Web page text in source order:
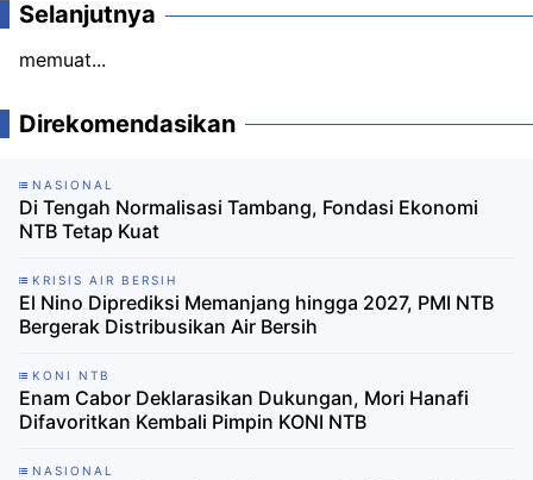
Selanjutnya
memuat...
Direkomendasikan
NASIONAL
Di Tengah Normalisasi Tambang, Fondasi Ekonomi
NTB Tetap Kuat
KRISIS AIR BERSIH
El Nino Diprediksi Memanjang hingga 2027, PMI NTB
Bergerak Distribusikan Air Bersih
KONI NTB
Enam Cabor Deklarasikan Dukungan, Mori Hanafi
Difavoritkan Kembali Pimpin KONI NTB
NASIONAL